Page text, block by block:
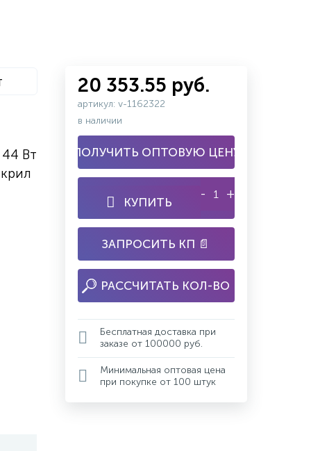
Вт
20 353.55 руб.
артикул: v-1162322
в наличии
ПОЛУЧИТЬ ОПТОВУЮ ЦЕНУ
КУПИТЬ
- +
ЗАПРОСИТЬ КП 📄
РАССЧИТАТЬ КОЛ-ВО
Бесплатная доставка при
заказе от 100000 руб.
Минимальная оптовая цена
при покупке от 100 штук